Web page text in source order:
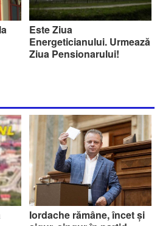
Este Ziua
Energeticianului. Urmează
Ziua Pensionarului!
Iordache rămâne, încet și